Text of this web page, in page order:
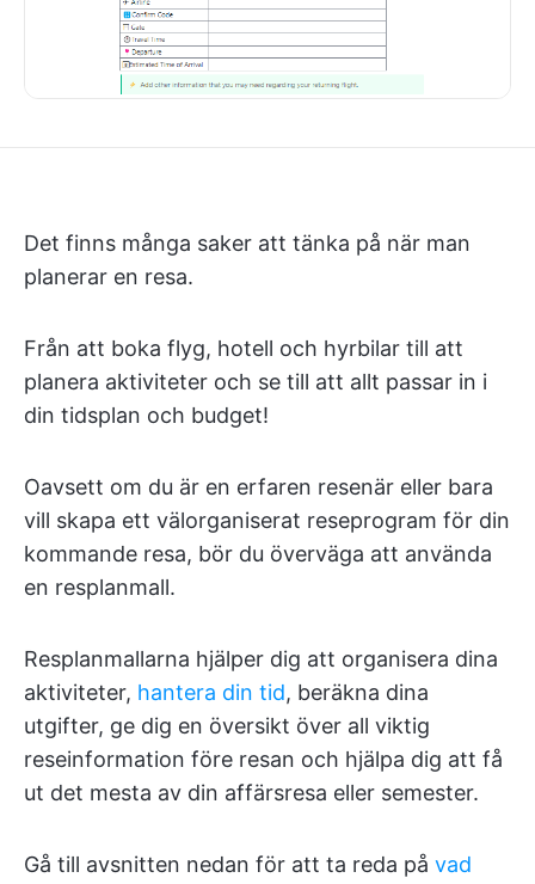
Det finns många saker att tänka på när man
planerar en resa.
Från att boka flyg, hotell och hyrbilar till att
planera aktiviteter och se till att allt passar in i
din tidsplan och budget!
Oavsett om du är en erfaren resenär eller bara
vill skapa ett välorganiserat reseprogram för din
kommande resa, bör du överväga att använda
en resplanmall.
Resplanmallarna hjälper dig att organisera dina
aktiviteter, hantera din tid, beräkna dina
utgifter, ge dig en översikt över all viktig
reseinformation före resan och hjälpa dig att få
ut det mesta av din affärsresa eller semester.
Gå till avsnitten nedan för att ta reda på vad